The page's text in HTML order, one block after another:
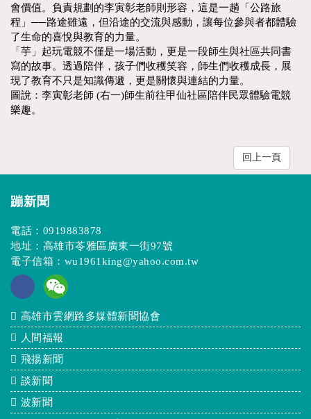
會價值。負責規劃的李寅彰老師則形容，這是一趟「公路旅
程」──路途雖遠，但沿途的交流與感動，讓每位參與者都體驗
了生命的喜悅與教育的力量。
「芋」起玩電競不僅是一場活動，更是一段師生與社區共同書
寫的故事。透過陪伴，孩子們收穫笑容，師生們收穫成長，展
現了教育不只是知識傳遞，更是關懷與連結的力量。
圖說：李寅彰老師 (右一)師生前往甲仙社區陪伴民眾體驗電競
樂趣。
回上一頁
蹦新聞
電話： 0919883878
地址：高雄市苓雅區廣東一街97號
電子信箱： wu1961king@yahoo.com.tw
高雄市雲網路多媒體新聞協會
人間福報
飛揚新聞
談新聞
波新聞